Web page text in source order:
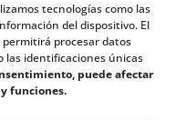
tecnologías como las
del dispositivo. El
procesar datos
las identificaciones únicas
puede afectar
funciones.